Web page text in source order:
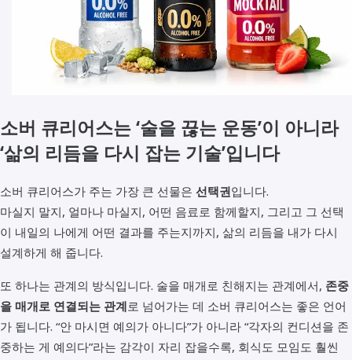
소버 큐리어스는 ‘술을 끊는 운동’이 아니라
‘삶의 리듬을 다시 잡는 기술’입니다
소버 큐리어스가 주는 가장 큰 선물은 선택권입니다.
마실지 말지, 얼마나 마실지, 어떤 음료로 함께할지, 그리고 그 선택
이 내일의 나에게 어떤 결과를 주는지까지, 삶의 리듬을 내가 다시
설계하게 해 줍니다.
또 하나는 관계의 방식입니다. 술을 매개로 친해지는 관계에서, 존중
을 매개로 연결되는 관계로 넘어가는 데 소버 큐리어스는 좋은 언어
가 됩니다. “안 마시면 예의가 아니다”가 아니라 “각자의 컨디션을 존
중하는 게 예의다”라는 감각이 자리 잡을수록, 회식도 모임도 훨씬